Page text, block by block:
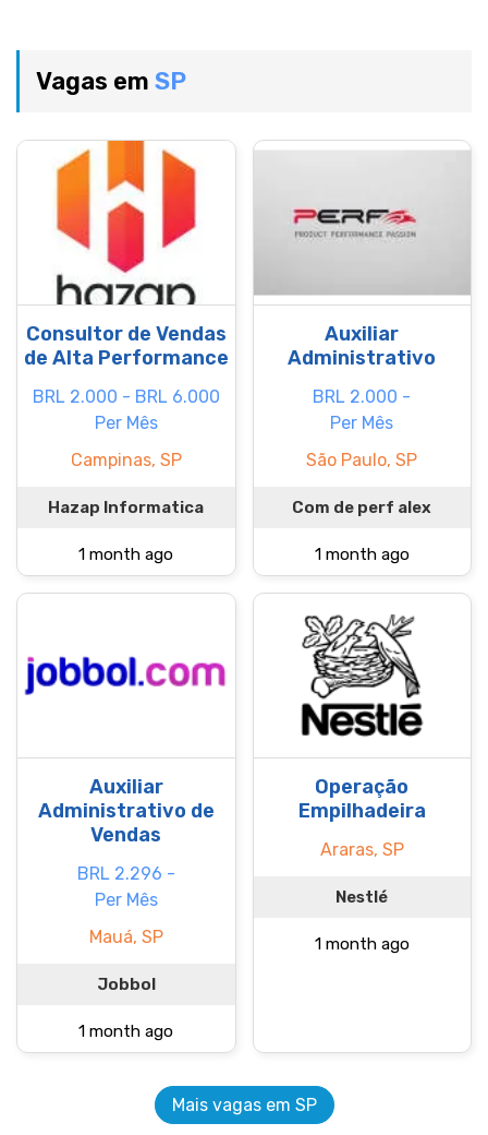
Vagas em SP
Consultor de Vendas
de Alta Performance
BRL 2.000 - BRL 6.000
Per Mês
Campinas, SP
Hazap Informatica
1 month ago
Auxiliar
Administrativo
BRL 2.000 -
Per Mês
São Paulo, SP
Com de perf alex
1 month ago
Auxiliar
Administrativo de
Vendas
BRL 2.296 -
Per Mês
Mauá, SP
Jobbol
1 month ago
Operação
Empilhadeira
Araras, SP
Nestlé
1 month ago
Mais vagas em SP